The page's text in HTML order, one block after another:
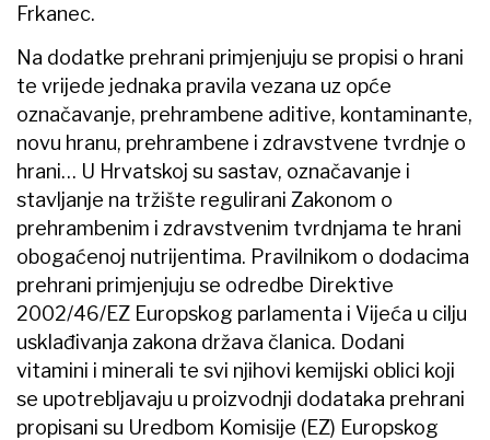
Frkanec.
Na dodatke prehrani primjenjuju se propisi o hrani
te vrijede jednaka pravila vezana uz opće
označavanje, prehrambene aditive, kontaminante,
novu hranu, prehrambene i zdravstvene tvrdnje o
hrani… U Hrvatskoj su sastav, označavanje i
stavljanje na tržište regulirani Zakonom o
prehrambenim i zdravstvenim tvrdnjama te hrani
obogaćenoj nutrijentima. Pravilnikom o dodacima
prehrani primjenjuju se odredbe Direktive
2002/46/EZ Europskog parlamenta i Vijeća u cilju
usklađivanja zakona država članica. Dodani
vitamini i minerali te svi njihovi kemijski oblici koji
se upotrebljavaju u proizvodnji dodataka prehrani
propisani su Uredbom Komisije (EZ) Europskog